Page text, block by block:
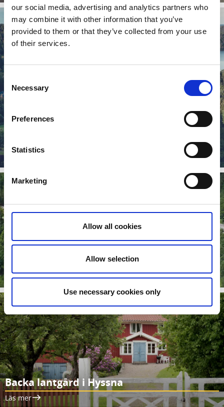
our social media, advertising and analytics partners who
may combine it with other information that you’ve
provided to them or that they’ve collected from your use
of their services.
Consent
Selection
Necessary
Preferences
Statistics
Marketing
Allow all cookies
Allow selection
Use necessary cookies only
Helsjöns kursgård
Läs mer
Backa lantgård i Hyssna
Läs mer